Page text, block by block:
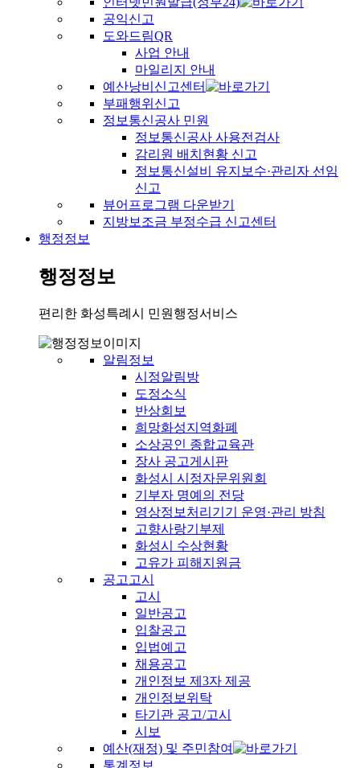
공익신고
도와드림QR
사업 안내
마일리지 안내
예산낭비신고센터
부패행위신고
정보통신공사 민원
정보통신공사 사용전검사
감리원 배치현황 신고
정보통신설비 유지보수·관리자 선임
신고
뷰어프로그램 다운받기
지방보조금 부정수급 신고센터
행정정보
행정정보
편리한 화성특례시 민원행정서비스
알림정보
시정알림방
도정소식
반상회보
희망화성지역화폐
소상공인 종합교육관
장사 공고게시판
화성시 시정자문위원회
기부자 명예의 전당
영상정보처리기기 운영·관리 방침
고향사랑기부제
화성시 수상현황
고유가 피해지원금
공고고시
고시
일반공고
입찰공고
입법예고
채용공고
개인정보 제3자 제공
개인정보위탁
타기관 공고/고시
시보
예산(재정) 및 주민참여